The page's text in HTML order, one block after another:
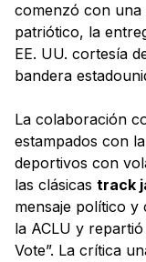
comenzó con
patriótico, la
EE. UU. cortesía
bandera
La colaboración
estampados con
deportivos con
las clásicas track
mensaje político y
la ACLU y
Vote”. La crítica